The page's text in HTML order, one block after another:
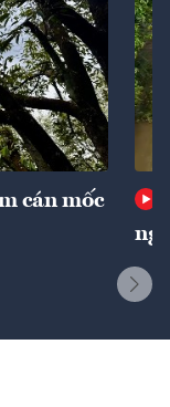
cán mốc